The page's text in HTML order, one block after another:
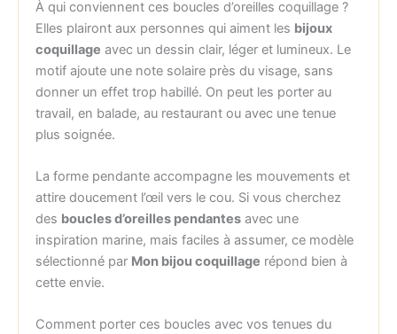
À qui conviennent ces boucles d’oreilles coquillage ?
Elles plairont aux personnes qui aiment les bijoux
coquillage avec un dessin clair, léger et lumineux. Le
motif ajoute une note solaire près du visage, sans
donner un effet trop habillé. On peut les porter au
travail, en balade, au restaurant ou avec une tenue
plus soignée.
La forme pendante accompagne les mouvements et
attire doucement l’œil vers le cou. Si vous cherchez
des boucles d’oreilles pendantesavec une
inspiration marine, mais faciles à assumer, ce modèle
sélectionné par Mon bijou coquillage répond bien à
cette envie.
Comment porter ces boucles avec vos tenues du